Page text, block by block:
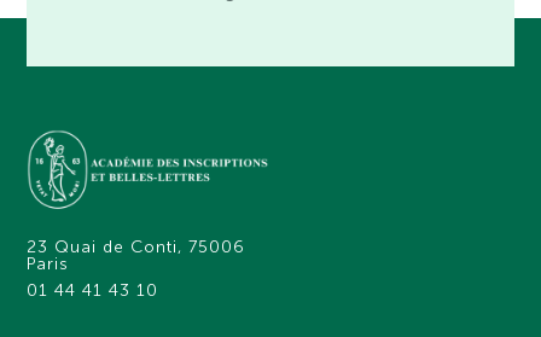
23 Quai de Conti, 75006
Paris
01 44 41 43 10